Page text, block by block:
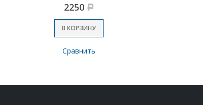
2250 Р
В КОРЗИНУ
Сравнить